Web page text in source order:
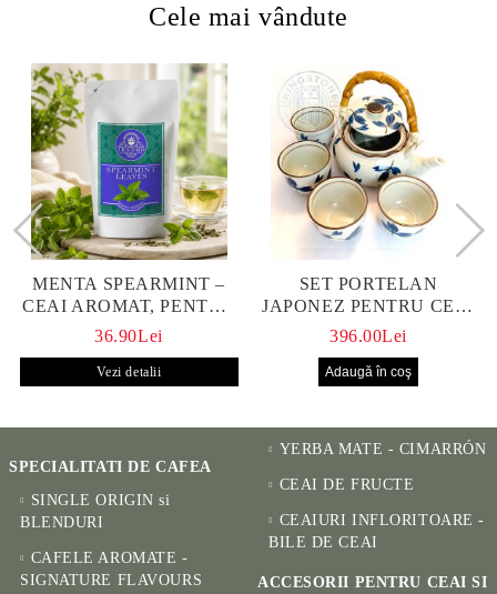
Cele mai vândute
MENTA SPEARMINT –
CEAI AROMAT, PENTRU
CALM ȘI BENEFIC
36.90Lei
Vezi detalii
SET PORTELAN
JAPONEZ PENTRU CEAI
HANAKO, CEAINIC SI 4
396.00Lei
SPECIALITATI DE CAFEA
SINGLE ORIGIN si
BLENDURI
CAFELE AROMATE -
SIGNATURE FLAVOURS
YERBA MATE - CIMARRÓN
CEAI DE FRUCTE
CEAIURI INFLORITOARE -
BILE DE CEAI
ACCESORII PENTRU CEAI SI